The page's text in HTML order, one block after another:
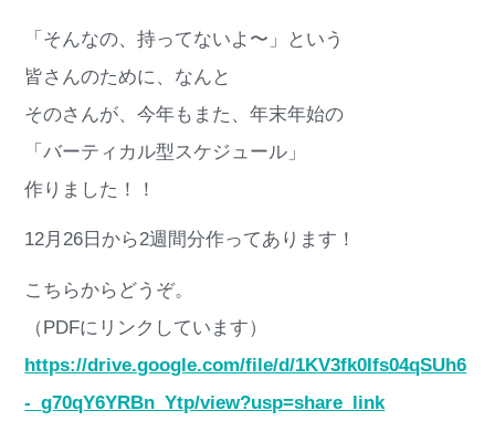
「そんなの、持ってないよ〜」という
皆さんのために、なんと
そのさんが、今年もまた、年末年始の
「バーティカル型スケジュール」
作りました！！
12月26日から2週間分作ってあります！
こちらからどうぞ。
（PDFにリンクしています）
https://drive.google.com/file/d/1KV3fk0Ifs04qSUh6
-_g70qY6YRBn_Ytp/view?usp=share_link